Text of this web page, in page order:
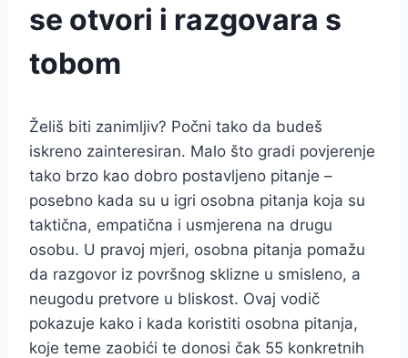
se otvori i razgovara s
tobom
Želiš biti zanimljiv? Počni tako da budeš
iskreno zainteresiran. Malo što gradi povjerenje
tako brzo kao dobro postavljeno pitanje –
posebno kada su u igri osobna pitanja koja su
taktična, empatična i usmjerena na drugu
osobu. U pravoj mjeri, osobna pitanja pomažu
da razgovor iz površnog sklizne u smisleno, a
neugodu pretvore u bliskost. Ovaj vodič
pokazuje kako i kada koristiti osobna pitanja,
koje teme zaobići te donosi čak 55 konkretnih